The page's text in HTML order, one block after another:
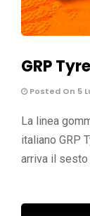
GRP
Posted On 5
La linea
italiano GRP
arriva il sesto